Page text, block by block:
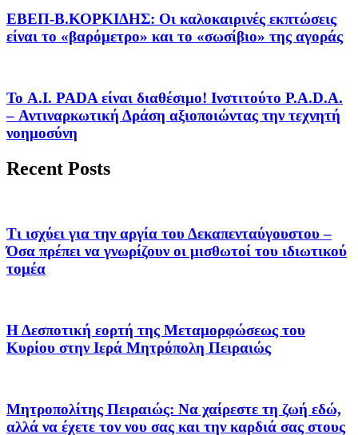
EΒΕΠ-Β.ΚΟΡΚΙΔΗΣ: Οι καλοκαιρινές εκπτώσεις
είναι το «βαρόμετρο» και το «σωσίβιο» της αγοράς
Το A.I. PADA είναι διαθέσιμο! Ινστιτούτο P.A.D.A.
– Αντιναρκωτική Δράση αξιοποιώντας την τεχνητή
νοημοσύνη
Recent Posts
Τι ισχύει για την αργία του Δεκαπενταύγουστου –
Όσα πρέπει να γνωρίζουν οι μισθωτοί του ιδιωτικού
τομέα
Η Δεσποτική εορτή της Μεταμορφώσεως του
Κυρίου στην Ιερά Μητρόπολη Πειραιώς
Μητροπολίτης Πειραιώς: Να χαίρεστε τη ζωή εδώ,
αλλά να έχετε τον νου σας και την καρδιά σας στους